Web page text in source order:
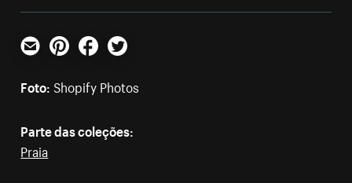
E-mailPinterestFacebookTwitter
Foto: Shopify Photos
Parte das coleções:
Praia